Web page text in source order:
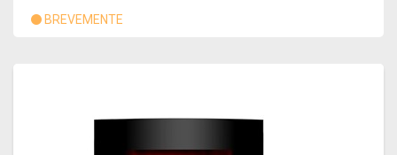
BREVEMENTE